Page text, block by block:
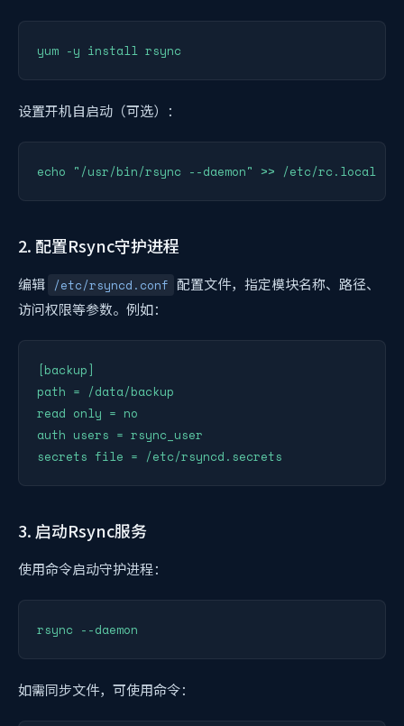
设置开机自启动（可选）：
2. 配置Rsync守护进程
编辑 /etc/rsyncd.conf 配置文件，指定模块名称、路径、
访问权限等参数。例如：
[backup]
path = /data/backup
read only = no
auth users = rsync_user
3. 启动Rsync服务
使用命令启动守护进程：
如需同步文件，可使用命令：